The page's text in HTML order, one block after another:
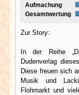
Aufmachung
Gesamtwertung
Zur Story:
In der Reihe
Dudenverlag
Diese freuen sich
Musik und
Flohmarkt und